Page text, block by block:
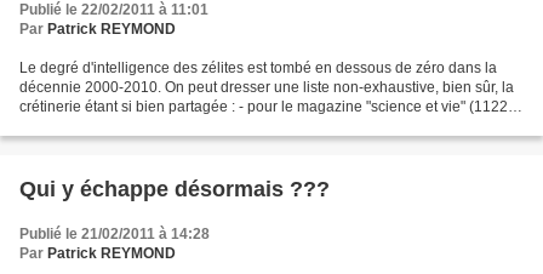
Publié le 22/02/2011 à 11:01
Par Patrick REYMOND
Le degré d'intelligence des zélites est tombé en dessous de zéro dans la
décennie 2000-2010. On peut dresser une liste non-exhaustive, bien sûr, la
crétinerie étant si bien partagée : - pour le magazine "science et vie" (1122
Qui y échappe désormais ???
Publié le 21/02/2011 à 14:28
Par Patrick REYMOND